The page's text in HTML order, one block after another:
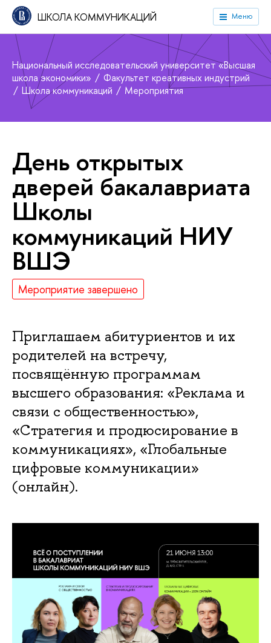
ШКОЛА КОММУНИКАЦИЙ Меню
Национальный исследовательский университет «Высшая
школа экономики»
Факультет креативных индустрий
Школа коммуникаций
Мероприятия
День открытых
дверей бакалавриата
Школы
коммуникаций НИУ
ШЭ
Мероприятие завершено
Приглашаем абитуриентов и их
родителей на встречу,
посвящённую программам
ысшего образования: «Реклама и
связи с общественностью»,
«Стратегия и продюсирование
коммуникациях», «Глобальные
цифровые коммуникации»
(онлайн).